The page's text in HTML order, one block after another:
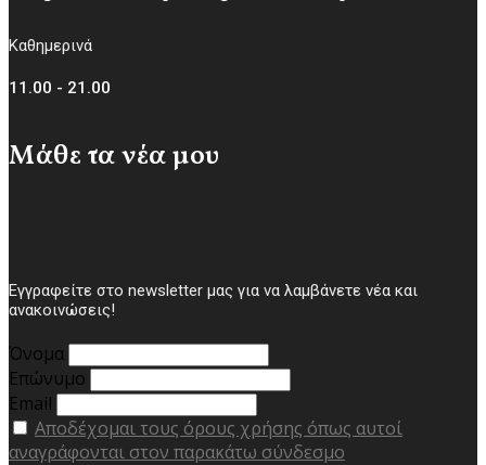
Καθημερινά
11.00 - 21.00
Μάθε τα νέα μου
Εγγραφείτε στο newsletter μας για να λαμβάνετε νέα και
ανακοινώσεις!
Όνομα
Επώνυμο
Email
Αποδέχομαι τους όρους χρήσης όπως αυτοί
αναγράφονται στον παρακάτω σύνδεσμο